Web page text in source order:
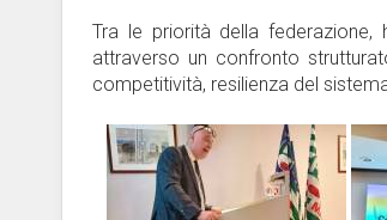
Tra le priorità della
attraverso un confronto
competitività, resilienza del